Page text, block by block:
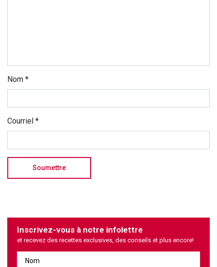
Nom *
Courriel *
Inscrivez-vous à notre infolettre
et recevez des recettes exclusives, des conseils et plus encore!